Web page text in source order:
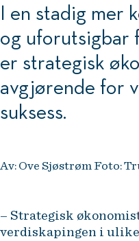
I en stadig mer
og uforutsigbar
er strategisk
avgjørende for
suksess.
Av: Ove Sjøstrøm Foto:
– Strategisk
verdiskapingen i